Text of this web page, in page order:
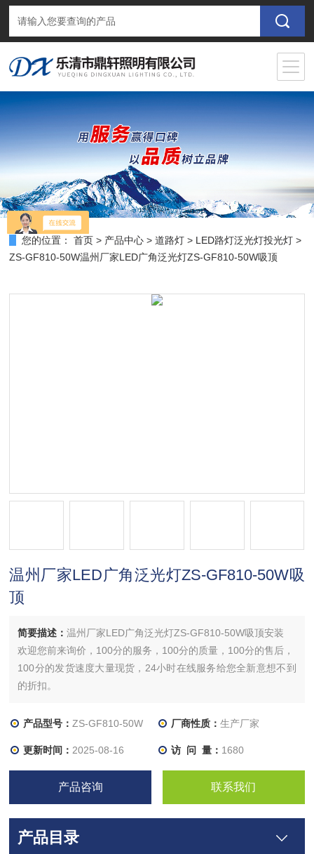
您的位置： 首页 > 产品中心 >道路灯 > LED路灯泛光灯投光灯 >
ZS-GF810-50W温州厂家LED广角泛光灯ZS-GF810-50W吸顶
温州厂家LED广角泛光灯ZS-GF810-50W吸
顶
简要描述：温州厂家LED广角泛光灯ZS-GF810-50W吸顶安装
欢迎您前来询价，100分的服务，100分的质量，100分的售后，
100分的发货速度大量现货，24小时在线服务给您全新意想不到
的折扣。
（）
产品型号：ZS-GF810-50W 厂商性质： 生产厂家
更新时间： 2025-08-16 访 问 量： 1680
产品咨询 联系我们
产品目录